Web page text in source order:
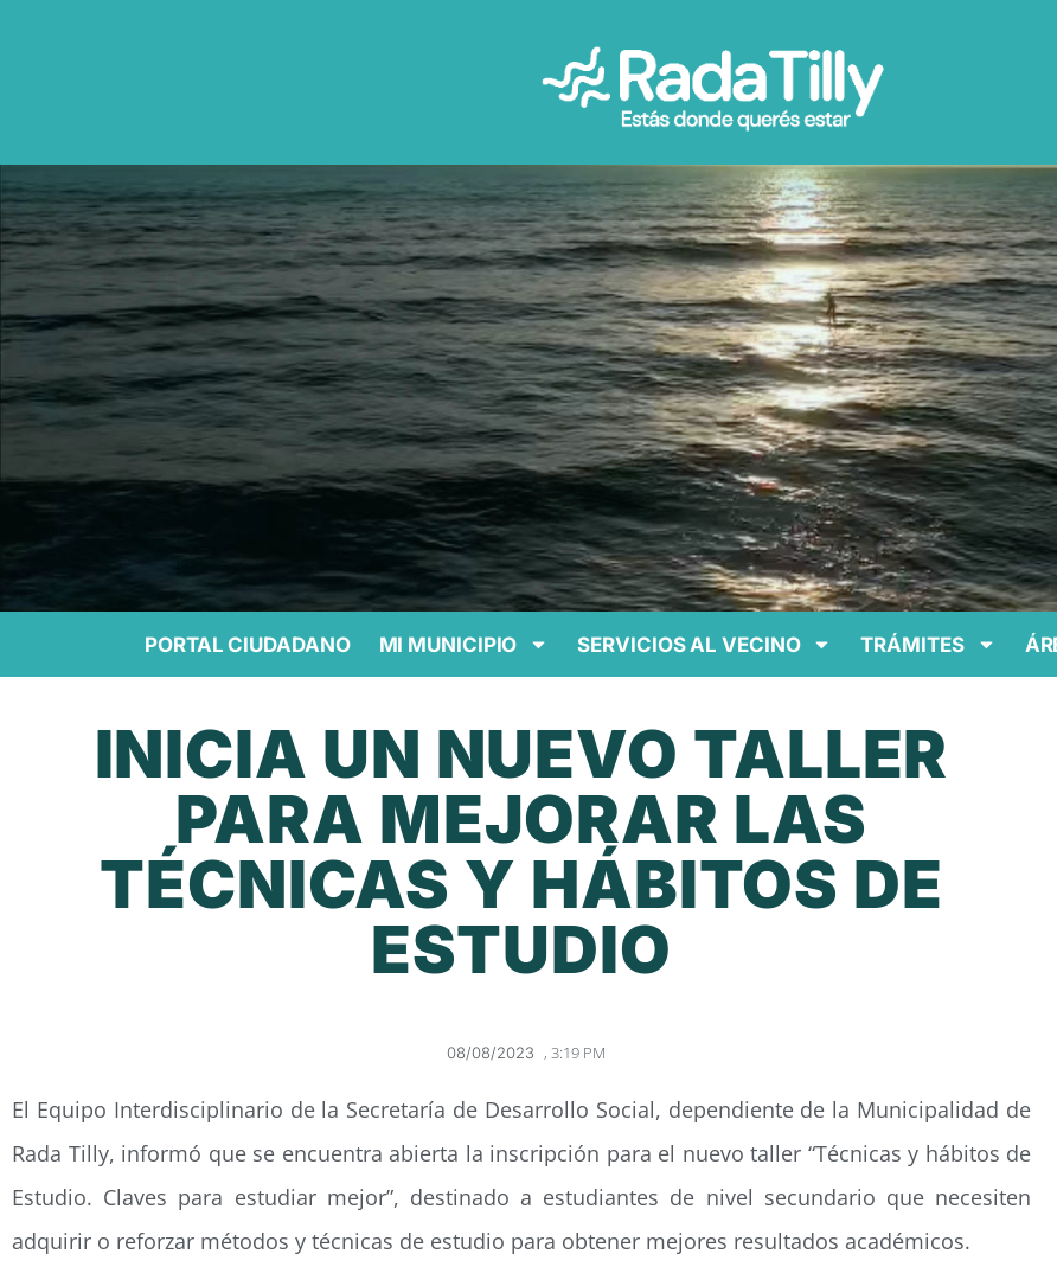
PORTAL CIUDADANO MI MUNICIPIO SERVICIOS AL VECINO TRÁMITES
INICIA UN NUEVO TALLER
PARA MEJORAR LAS
TÉCNICAS Y HÁBITOS DE
ESTUDIO
08/08/2023 , 3:19 PM
El Equipo Interdisciplinario de la Secretaría de Desarrollo Social, dependiente de la Municipalidad de
Rada Tilly, informó que se encuentra abierta la inscripción para el nuevo taller “Técnicas y hábitos de
Estudio. Claves para estudiar mejor”, destinado a estudiantes de nivel secundario que necesiten
adquirir o reforzar métodos y técnicas de estudio para obtener mejores resultados académicos.